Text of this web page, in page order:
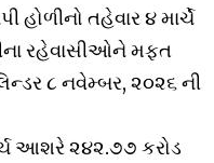
હોળીનો તહેવાર ૪ માર્ચે
રહેવાસીઓને મફત
૮ નવેમ્બર, ૨૦૨૬ ની
આશરે ૨૪૨.૭૭ કરોડ